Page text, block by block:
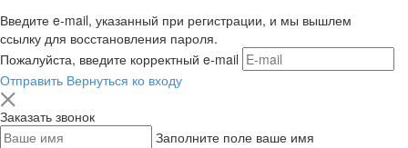
Введите e-mail, указанный при регистрации, и мы вышлем
ссылку для восстановления пароля.
Пожалуйста, введите корректный e-mail
Отправить Вернуться ко входу
Заказать звонок
Заполните поле ваше имя